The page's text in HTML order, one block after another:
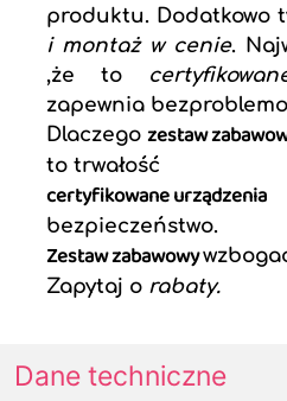
produktu. Dodatkowo
i montaż w cenie.
,że to
zapewnia
Dlaczego zestaw
to trwałość
certyfikowane urządzenia
bezpieczeństwo.
Zestaw zabawowy
Zapytaj o rabaty.
Dane techniczne